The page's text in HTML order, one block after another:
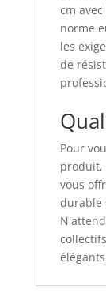
cm
norme
les
de
Pour
produit,
vous
durable